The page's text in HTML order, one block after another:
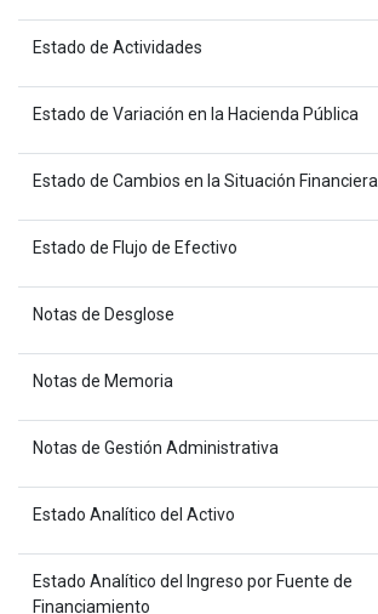
Estado de Actividades
Estado de Variación en la Hacienda Pública
Estado de Cambios en la Situación Financiera
Estado de Flujo de Efectivo
Notas de Desglose
Notas de Memoria
Notas de Gestión Administrativa
Estado Analítico del Activo
Estado Analítico del Ingreso por Fuente de
Financiamiento